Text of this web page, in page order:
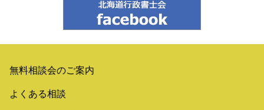
無料相談会のご案内
よくある相談